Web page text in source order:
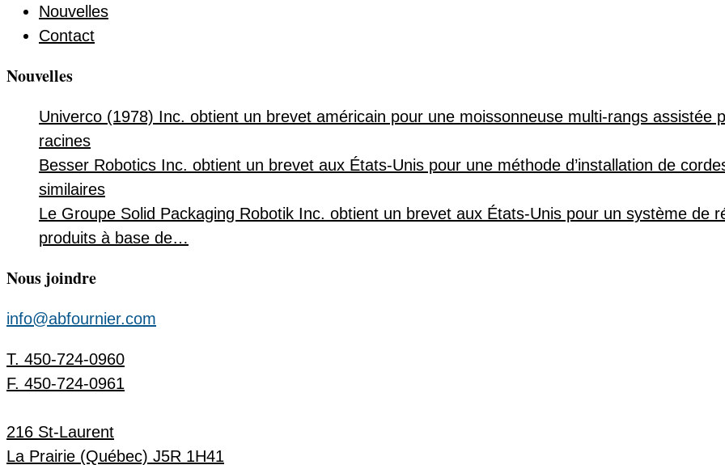
Nouvelles
Contact
Nouvelles
Univerco (1978) Inc. obtient un brevet américain pour une moissonneuse multi-rangs assistée
racines
Besser Robotics Inc. obtient un brevet aux États-Unis pour une méthode d’installation de
similaires
Le Groupe Solid Packaging Robotik Inc. obtient un brevet aux États-Unis pour un système de
produits à base de…
Nous joindre
info@abfournier.com
T. 450-724-0960
F. 450-724-0961
216 St-Laurent
La Prairie (Québec) J5R 1H41